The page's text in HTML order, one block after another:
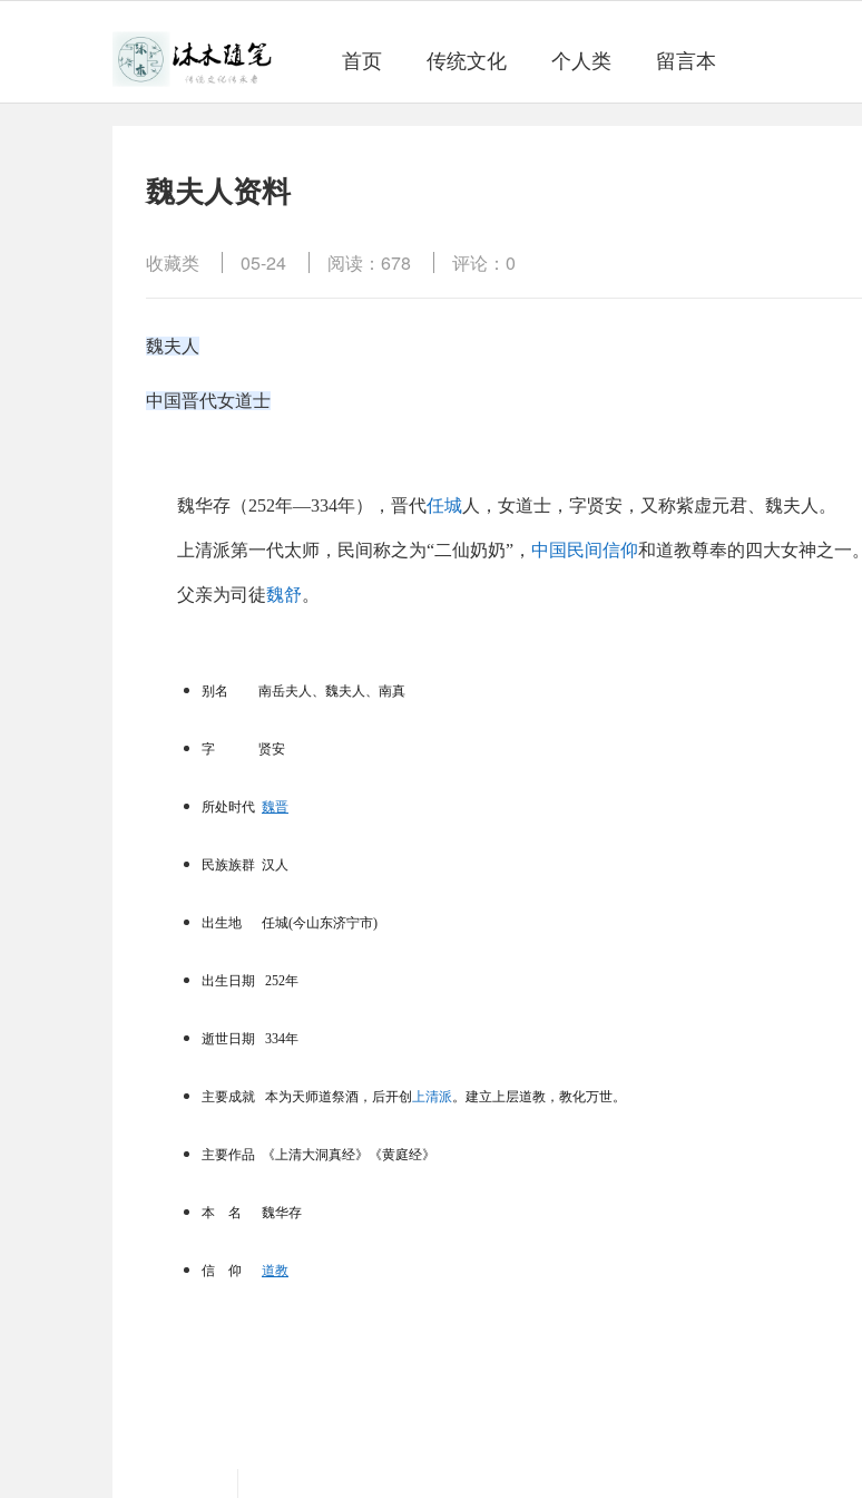
首页 传统文化 个人类 留言本
​魏夫人资料
收藏类 05-24 阅读：678 评论：0
魏夫人
中国晋代女道士
魏华存（252年—334年），晋代任城 人，女道士，字贤安，又称紫虚元君、魏夫人。
上清派第一代太师，民间称之为“二仙奶奶”， 中国民间信仰和道教尊奉的四大女神之一。
父亲为司徒魏舒。
别名 南岳夫人 、 魏夫人 、 南真
字 贤安
所处时代 魏晋
民族族群 汉人
出生地 任城(今山东济宁市)
出生日期 252年
逝世日期 334年
主要成就 本为天师道祭酒，后开创 上清派。建立上层道教，教化万世。
主要作品 《上清大洞真经》《黄庭经》
本 名 魏华存
信 仰 道教